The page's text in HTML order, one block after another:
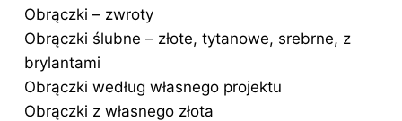
Obrączki – zwroty
Obrączki ślubne – złote, tytanowe, srebrne, z
brylantami
Obrączki według własnego projektu
Obrączki z własnego złota